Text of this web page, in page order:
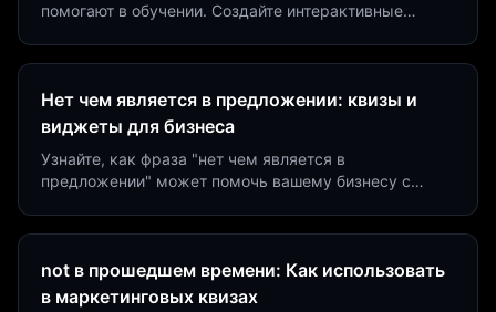
помогают в обучении. Создайте интерактивные
Нет чем является в предложении: квизы и
виджеты для бизнеса
Узнайте, как фраза "нет чем является в
предложении" может помочь вашему бизнесу с
not в прошедшем времени: Как использовать
в маркетинговых квизах